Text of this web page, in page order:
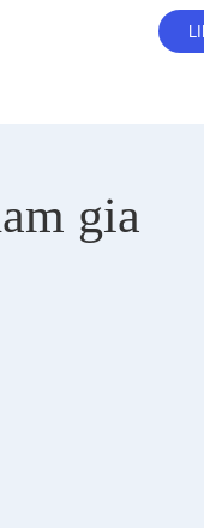
gia